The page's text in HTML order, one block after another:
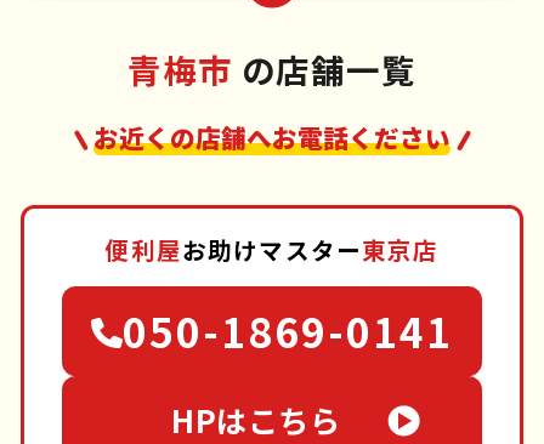
青梅市 の店舗一覧
お近くの店舗へお電話ください
便利屋お助けマスター東京店
050-1869-0141
HPはこちら